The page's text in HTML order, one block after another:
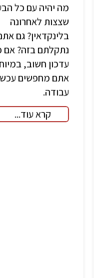
מה יהיה עם כל
שצצות לאחרונה
בלינקדאין? גם
נתקלתם בזה? אם
עדכון חשוב,
אתם מחפשים
עבודה.
קרא עוד...